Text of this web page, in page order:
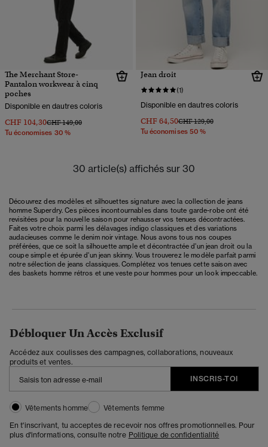
The Merchant Store-
Pantalon workwear à cinq
poches
Disponible en dautres coloris
CHF 104,30Prix réduit de
CHF 149,00à
Tu économises 30 %
Jean droit
(1)
Disponible en dautres coloris
CHF 64,50Prix réduit de
CHF 129,00à
Tu économises 50 %
30 article(s) affichés sur 30
Découvrez des modèles et silhouettes signature avec la collection de jeans
homme Superdry. Ces pièces incontournables dans toute garde-robe ont été
revisitées pour la nouvelle saison pour rehausser vos tenues décontractées.
Faites votre choix parmi les délavages indigo classiques et des variations
audacieuses comme le denim noir vintage. Nous avons tous nos coupes
préférées, que ce soit la silhouette ample et décontractée d'un jean droit ou la
coupe simple et épurée d'un jean skinny. Vous trouverez le modèle parfait parmi
notre sélection de jeans classiques. Complétez vos tenues cette saison avec
des baskets homme rétros et uneveste pour hommespour un look impeccable.
Débloquer Un Accès Exclusif
Accédez aux coulisses des campagnes, collaborations, nouveaux
produits et ventes.
INSCRIS-TOI
Vêtements homme
Vêtements femme
En t'inscrivant, tu acceptes de recevoir nos offres promotionnelles. Pour
plus d'informations, consulte notre Politique de confidentialité